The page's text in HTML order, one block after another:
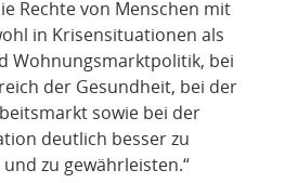
Rechte von Menschen mit
in Krisensituationen als
Wohnungsmarktpolitik, bei
der Gesundheit, bei der
sowie bei der
deutlich besser zu
zu gewährleisten.“